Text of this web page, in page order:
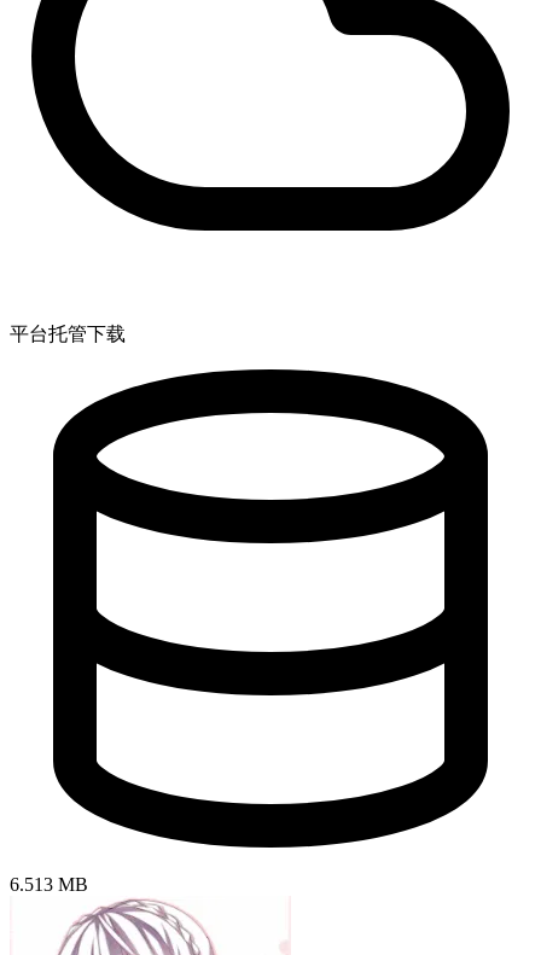
平台托管下载
6.513 MB